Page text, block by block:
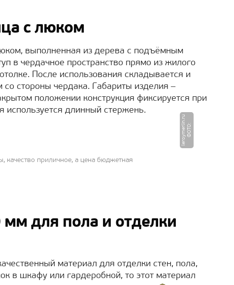
с люком
выполненная из дерева с подъёмным
в чердачное пространство прямо из жилого
После использования складывается и
стороны чердака. Габариты изделия ‒
положении конструкция фиксируется при
используется длинный стержень.
Ф
О
Т
О
:
l
e
r
o
y
m
e
r
li
n.
r
u
приличное, а цена бюджетная
для пола и отделки
материал для отделки стен, пола,
в шкафу или гардеробной, то этот материал